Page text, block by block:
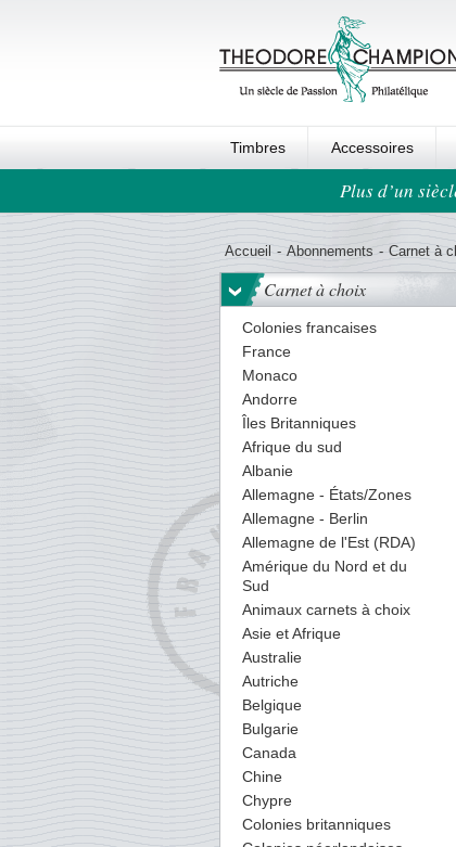
Timbres Accessoires
Ordre au panierPlus d’un
Accueil - Abonnements - Carnet à
Carnet à choix
Colonies francaises
France
Monaco
Andorre
Îles Britanniques
Afrique du sud
Albanie
Allemagne - États/Zones
Allemagne - Berlin
Allemagne de l'Est (RDA)
Amérique du Nord et du
Sud
Animaux carnets à choix
Asie et Afrique
Australie
Autriche
Belgique
Bulgarie
Canada
Chine
Chypre
Colonies britanniques